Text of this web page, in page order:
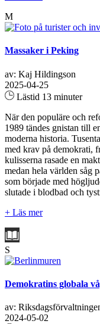
M
Massaker i Peking
av: Kaj Hildingson
2025-04-25
Lästid 13 minuter
När den populäre och
1989 tändes gnistan till
moderna historia.
med krav på demokrati,
kulisserna rasade en
medan hela världen såg
som började med
slutade i blodbad och
+ Läs mer
S
Demokratins globala
av:
2024-05-02